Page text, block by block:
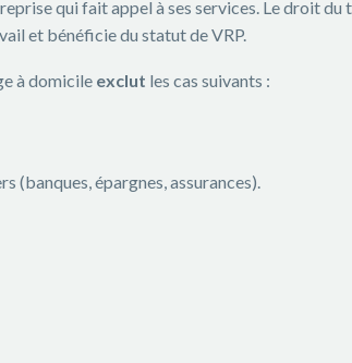
qui fait appel à ses services. Le droit du
et bénéficie du statut deVRP.
à domicile exclut les cas suivants :
(banques, épargnes, assurances).